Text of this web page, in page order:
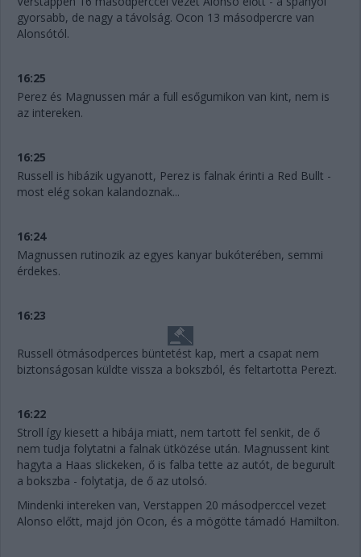
gyorsabb, de nagy a távolság. Ocon 13 másodpercre van
Alonsótól.
16:25
Perez és Magnussen már a full esőgumikon van kint, nem is
az intereken.
16:25
Russell is hibázik ugyanott, Perez is falnak érinti a Red Bullt -
most elég sokan kalandoznak...
16:24
Magnussen rutinozik az egyes kanyar bukóterében, semmi
érdekes.
16:23
Russell ötmásodperces büntetést kap, mert a csapat nem
biztonságosan küldte vissza a bokszból, és feltartotta Perezt.
16:22
Stroll így kiesett a hibája miatt, nem tartott fel senkit, de ő
nem tudja folytatni a falnak ütközése után. Magnussent kint
hagyta a Haas slickeken, ő is falba tette az autót, de begurult
a bokszba - folytatja, de ő az utolsó.
Mindenki intereken van, Verstappen 20 másodperccel vezet
Alonso előtt, majd jön Ocon, és a mögötte támadó Hamilton.